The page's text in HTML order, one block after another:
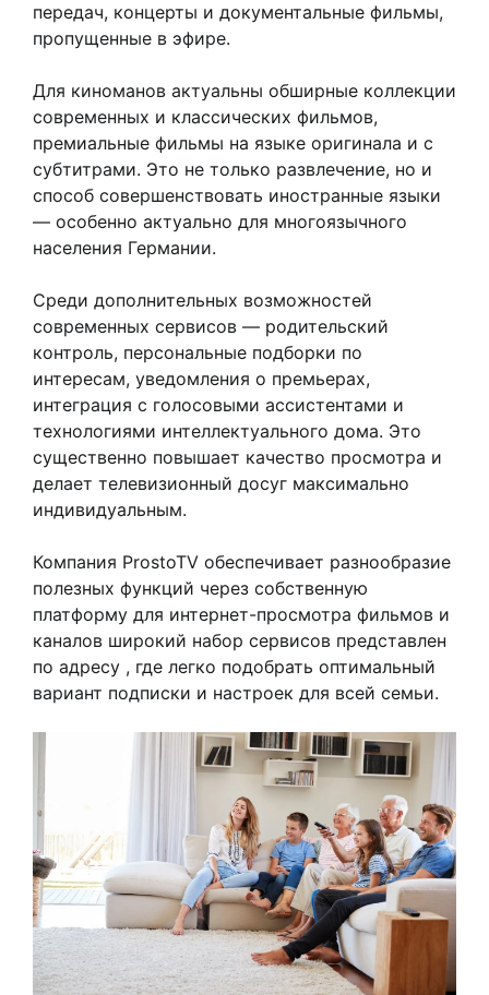
передач, концерты и документальные фильмы,
пропущенные в эфире.
Для киноманов актуальны обширные коллекции
современных и классических фильмов,
премиальные фильмы на языке оригинала и с
субтитрами. Это не только развлечение, но и
способ совершенствовать иностранные языки
— особенно актуально для многоязычного
населения Германии.
Среди дополнительных возможностей
современных сервисов — родительский
контроль, персональные подборки по
интересам, уведомления о премьерах,
интеграция с голосовыми ассистентами и
технологиями интеллектуального дома. Это
существенно повышает качество просмотра и
делает телевизионный досуг максимально
индивидуальным.
Компания ProstoTV обеспечивает разнообразие
полезных функций через собственную
платформу для интернет-просмотра фильмов и
каналов широкий набор сервисов представлен
по адресу , где легко подобрать оптимальный
вариант подписки и настроек для всей семьи.